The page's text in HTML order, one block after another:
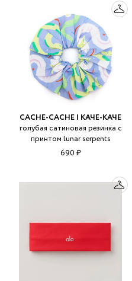
CACHE-CACHE | КАЧЕ-КАЧЕ
голубая сатиновая резинка с
принтом lunar serpents
690 ₽